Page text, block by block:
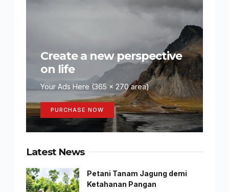
Create a new perspective
on life
Your Ads Here (365 x 270 area)
PURCHASE NOW
Latest News
Petani Tanam Jagung demi
Ketahanan Pangan